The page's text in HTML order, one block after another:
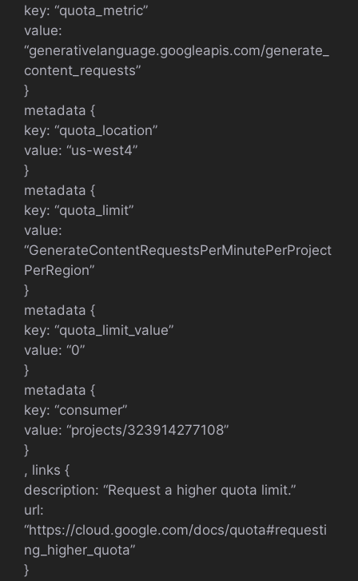
key: “quota_metric”
value:
“generativelanguage.googleapis.com/generate_
content_requests”
}
metadata {
key: “quota_location”
value: “us-west4”
}
metadata {
key: “quota_limit”
value:
“GenerateContentRequestsPerMinutePerProject
PerRegion”
}
metadata {
key: “quota_limit_value”
value: “0”
}
metadata {
key: “consumer”
value: “projects/323914277108”
}
, links {
description: “Request a higher quota limit.”
url:
“https://cloud.google.com/docs/quota#requesti
ng_higher_quota”
}